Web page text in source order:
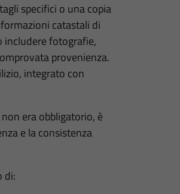
specifici o una copia
catastali di
fotografie,
provenienza.
integrato con
era obbligatorio, è
e la consistenza
di: